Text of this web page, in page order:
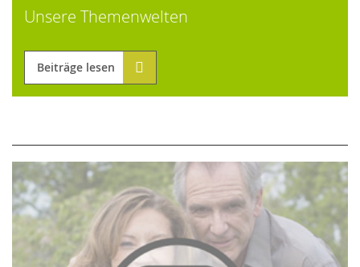
Unsere Themenwelten
Beiträge lesen